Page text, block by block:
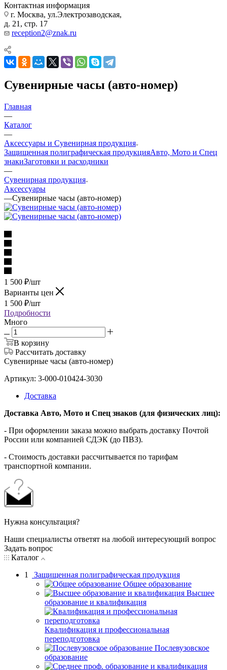
Контактная информация
г. Москва, ул.Электрозаводская,
д. 21, стр. 17
reception2@znak.ru
Сувенирные часы (авто-номер)
Главная
—
Каталог
—
Аксессуары и Сувенирная продукция
Защищенная полиграфическая продукцияАвто, Мото и Спец
знакиЗаготовки и расходники
—
Сувенирная продукция
Аксессуары
—Сувенирные часы (авто-номер)
1 500 ₽/шт
Варианты цен
1 500 ₽/шт
Подробности
Много
В корзину
Рассчитать доставку
Сувенирные часы (авто-номер)
Артикул: 3-000-010424-3030
Доставка
Доставка Авто, Мото и Спец знаков (для физических лиц):
- При оформлении заказа можно выбрать доставку Почтой
России или компанией СДЭК (до ПВЗ).
- Стоимость доставки рассчитывается по тарифам
транспортной компании.
Нужна консультация?
Наши специалисты ответят на любой интересующий вопрос
Задать вопрос
Каталог
1
Защищенная полиграфическая продукция
Общее образование
Высшее
образование и квалификация
Квалификация и профессиональная
переподготовка
Послевузовское
образование